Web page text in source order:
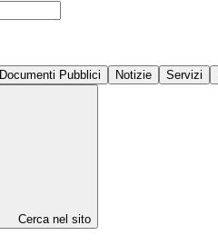
Documenti Pubblici Notizie Servizi
Cerca nel sito